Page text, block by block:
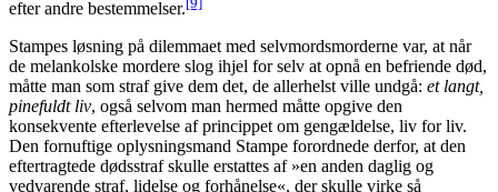
efter andre bestemmelser.
Stampes løsning på dilemmaet med selvmordsmorderne var, at når
de melankolske mordere slog ihjel for selv at opnå en befriende død,
måtte man som straf give dem det, de allerhelst ville undgå: et langt,
pinefuldt liv, også selvom man hermed måtte opgive den
konsekvente efterlevelse af princippet om gengældelse, liv for liv.
Den fornuftige oplysningsmand Stampe forordnede derfor, at den
eftertragtede dødsstraf skulle erstattes af »en anden daglig og
vedvarende straf, lidelse og forhånelse«, der skulle virke så